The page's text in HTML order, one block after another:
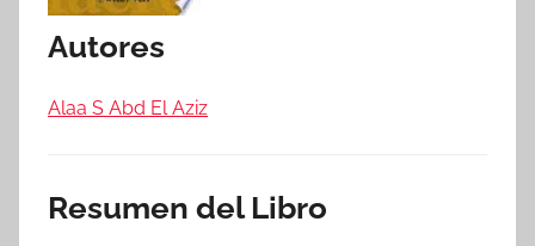
Autores
Alaa S Abd El Aziz
Resumen del Libro